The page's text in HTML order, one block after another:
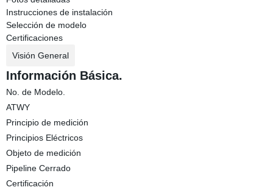
Instrucciones de instalación
Selección de modelo
Certificaciones
Visión General
Información Básica.
No. de Modelo.
ATWY
Principio de medición
Principios Eléctricos
Objeto de medición
Pipeline Cerrado
Certificación